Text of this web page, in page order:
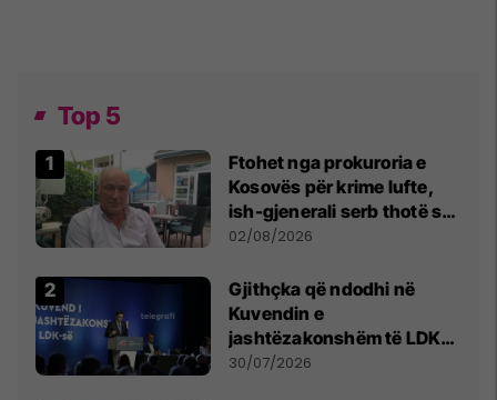
Top 5
Ftohet nga prokuroria e
Kosovës për krime lufte,
ish-gjenerali serb thotë se
dikush e tradhtoi në
02/08/2026
Gjithçka që ndodhi në
Kuvendin e
jashtëzakonshëm të LDK-
së
30/07/2026